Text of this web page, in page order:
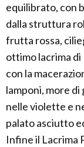
equilibrato, con
dalla struttura
frutta rossa,
ottimo lacrima
con la
lamponi, more
nelle violette e
palato asciutto
Infine il Lacrima